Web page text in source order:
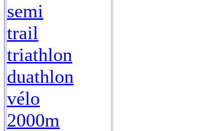
semi
trail
triathlon
duathlon
vélo
2000m